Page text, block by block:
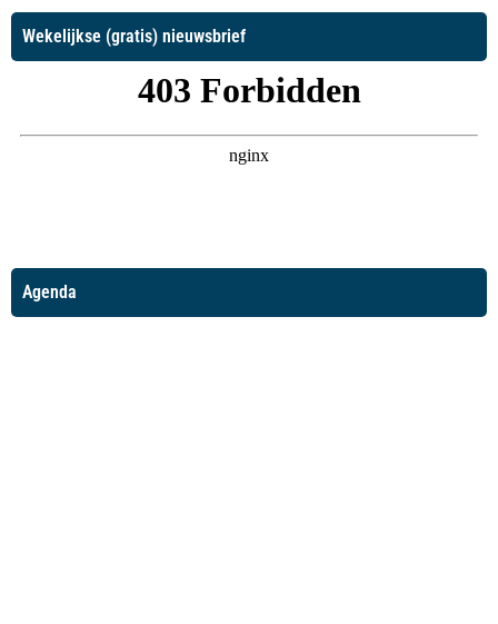
Wekelijkse (gratis) nieuwsbrief
Agenda